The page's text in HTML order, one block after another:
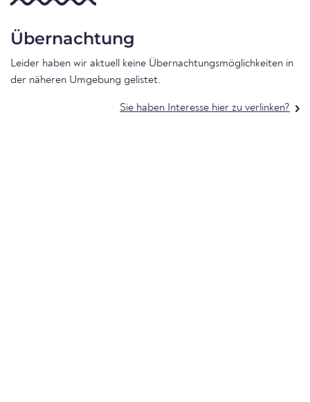
Übernachtung
Leider haben wir aktuell keine Übernachtungsmöglichkeiten in
der näheren Umgebung gelistet.
Sie haben Interesse hier zu verlinken?